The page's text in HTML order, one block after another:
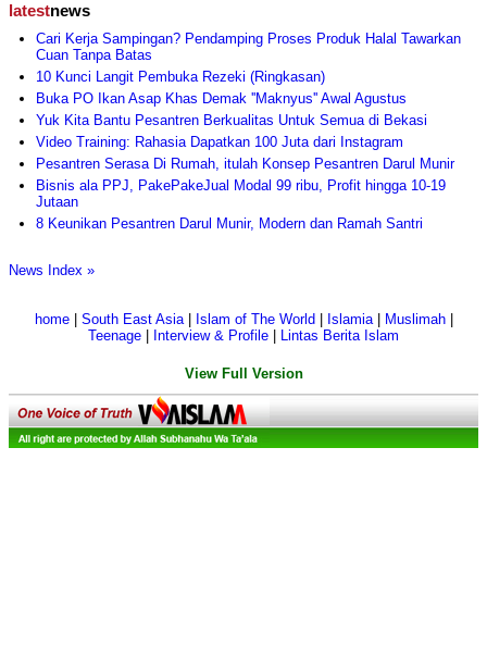
latestnews
Cari Kerja Sampingan? Pendamping Proses Produk Halal Tawarkan
Cuan Tanpa Batas
10 Kunci Langit Pembuka Rezeki (Ringkasan)
Buka PO Ikan Asap Khas Demak ''Maknyus'' Awal Agustus
Yuk Kita Bantu Pesantren Berkualitas Untuk Semua di Bekasi
Video Training: Rahasia Dapatkan 100 Juta dari Instagram
Pesantren Serasa Di Rumah, itulah Konsep Pesantren Darul Munir
Bisnis ala PPJ, PakePakeJual Modal 99 ribu, Profit hingga 10-19
Jutaan
8 Keunikan Pesantren Darul Munir, Modern dan Ramah Santri
News Index »
home| South East Asia| Islam of The World Islamia| Muslimah|
Teenage
Interview & Profile Lintas Berita Islam
View Full Version